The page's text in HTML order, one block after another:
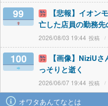
99
【悲報】イオン
亡した店員の勤務
2026/08/03 19:44
100
【画像】NiziU
っそりと逝く
2026/06/07 19:44
オワタあんてなとは